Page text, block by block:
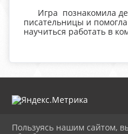
Игра познакомила
писательницы и
научиться работать в
Пользуясь нашим сайтом,